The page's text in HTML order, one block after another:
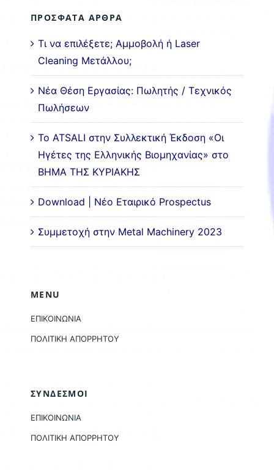
ΠΡΟΣΦΑΤΑ ΑΡΘΡΑ
Τι να επιλέξετε; Αμμοβολή ή Laser
Cleaning Μετάλλου;
Νέα Θέση Εργασίας: Πωλητής / Τεχνικός
Πωλήσεων
Το ATSALI στην Συλλεκτική Έκδοση «Οι
Ηγέτες της Ελληνικής Βιομηχανίας» στο
ΒΗΜΑ ΤΗΣ ΚΥΡΙΑΚΗΣ
Download | Νέο Εταιρικό Prospectus
Συμμετοχή στην Metal Machinery 2023
MENU
ΕΠΙΚΟΙΝΩΝΙΑ
ΠΟΛΙΤΙΚΗ ΑΠΟΡΡΗΤΟΥ
ΣΥΝΔΕΣΜΟΙ
ΕΠΙΚΟΙΝΩΝΙΑ
ΠΟΛΙΤΙΚΗ ΑΠΟΡΡΗΤΟΥ